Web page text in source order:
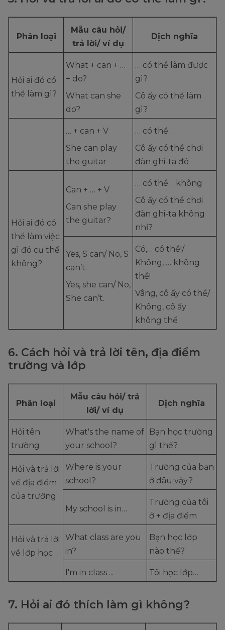
Phân loại
Mẫu câu hỏi/
trả lời/ ví dụ
Dịch nghĩa
Hỏi ai đó có
thể làm gì?
What + can + …
+ do?
What can she
do?
… có thể làm được
gì?
Cô ấy có thể làm
gì?
… + can + V
She can play
the guitar
… có thể…
Cô ấy có thể chơi
đàn ghi-ta đó
Hỏi ai đó có
thể làm việc
gì đó cụ thể
không?
Can + … + V
Can she play
the guitar?
… có thể… không
Cô ấy có thể chơi
đàn ghi-ta không
nhỉ?
Yes, S can/ No, S
can’t.
Yes, she can/ No,
She can’t.
Có,… có thể!/
Không, … không
thể!
Vâng, cô ấy có thể/
Không, cô ấy
không thể
6. Cách hỏi và trả lời tên, địa điểm
trường và lớp
Phân loại
Mẫu câu hỏi/ trả
lời/ ví dụ
Dịch nghĩa
Hỏi tên
trường
What's the name of
your school?
Bạn học trường
gì thế?
Hỏi và trả lời
về địa điểm
của trường
Where is your
school?
Trường của bạn
ở đâu vậy?
My school is in…
Trường của tôi
ở + địa điểm
Hỏi và trả lời
về lớp học
What class are you
in?
Bạn học lớp
nào thế?
I'm in class ... Tôi học lớp…
7. Hỏi ai đó thích làm gì không?